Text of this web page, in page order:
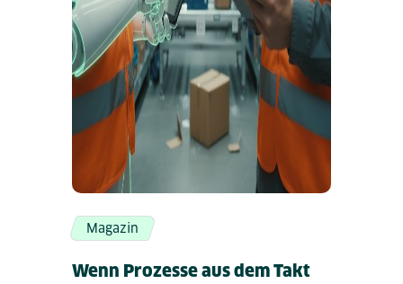
Magazin
Wenn Prozesse aus dem Takt